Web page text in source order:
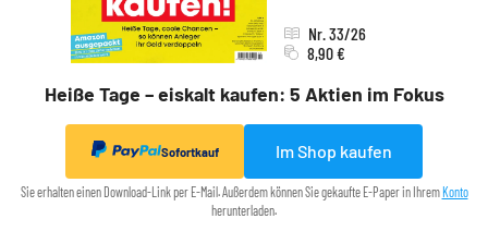
Heiße Tage – eiskalt kaufen: 5 Aktien im Fokus
Nr. 33/26
8,90 €
Sofortkauf Im Shop kaufen
Sie erhalten einen Download-Link per E-Mail. Außerdem können Sie gekaufte E-Paper in Ihrem Konto
herunterladen.